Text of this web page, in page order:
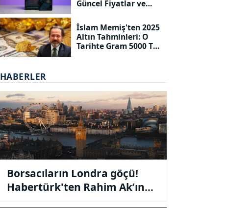
Güncel Fiyatlar ve
İslam Memiş'ten 2025
Altın Tahminleri: O
Tarihte Gram 5000 TL
HABERLER
Borsacıların Londra göçü!
Habertürk'ten Rahim Ak’ın
borsacıların yurtdışına kaçış